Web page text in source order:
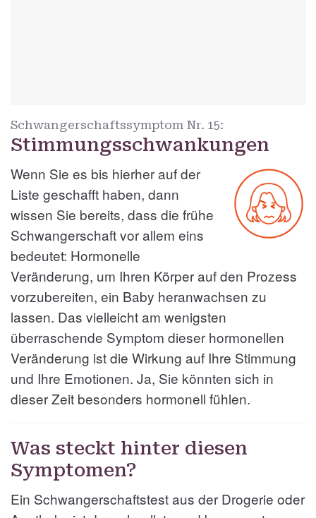
Schwangerschaftssymptom Nr. 15:
Stimmungsschwankungen
Wenn Sie es bis hierher auf der
Liste geschafft haben, dann
wissen Sie bereits, dass die frühe
Schwangerschaft vor allem eins
bedeutet: Hormonelle
Veränderung, um Ihren Körper auf den Prozess
vorzubereiten, ein Baby heranwachsen zu
lassen. Das vielleicht am wenigsten
überraschende Symptom dieser hormonellen
Veränderung ist die Wirkung auf Ihre Stimmung
und Ihre Emotionen. Ja, Sie könnten sich in
dieser Zeit besonders hormonell fühlen.
Was steckt hinter diesen
Symptomen?
Ein Schwangerschaftstest aus der Drogerie oder